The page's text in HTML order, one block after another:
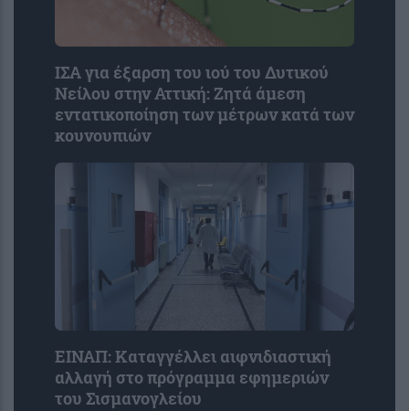
ΙΣΑ για έξαρση του ιού του Δυτικού
Νείλου στην Αττική: Ζητά άμεση
εντατικοποίηση των μέτρων κατά των
κουνουπιών
ΕΙΝΑΠ: Καταγγέλλει αιφνιδιαστική
αλλαγή στο πρόγραμμα εφημεριών
του Σισμανογλείου